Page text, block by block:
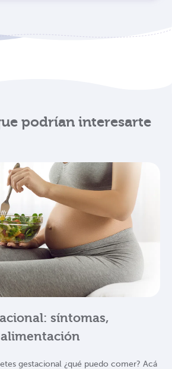
podrían interesarte
síntomas,
gestacional ¿qué puedo comer? Acá